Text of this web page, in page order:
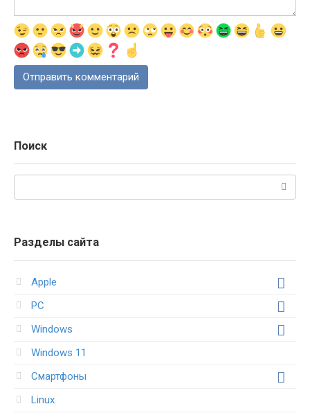
Поиск
Разделы сайта
Apple
PC
Windows
Windows 11
Смартфоны
Linux